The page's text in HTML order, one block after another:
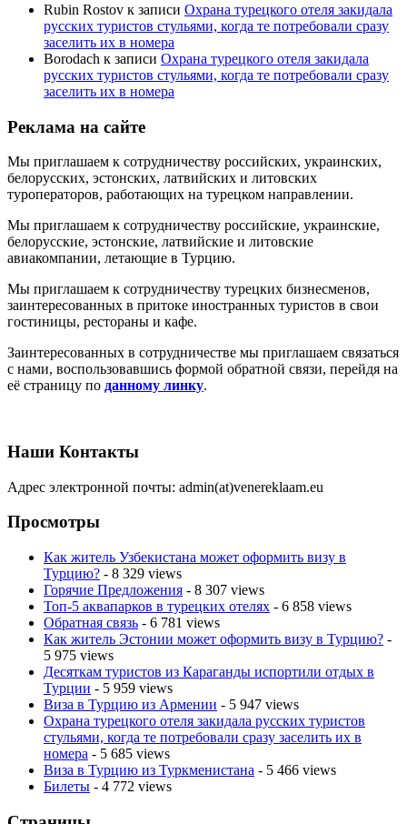
Rubin Rostov к записи Охрана турецкого отеля закидала
русских туристов стульями, когда те потребовали сразу
заселить их в номера
Borodach к записи Охрана турецкого отеля закидала
русских туристов стульями, когда те потребовали сразу
заселить их в номера
Реклама на сайте
Мы приглашаем к сотрудничеству российских, украинских,
белорусских, эстонских, латвийских и литовских
туроператоров, работающих на турецком направлении.
Мы приглашаем к сотрудничеству российские, украинские,
белорусские, эстонские, латвийские и литовские
авиакомпании, летающие в Турцию.
Мы приглашаем к сотрудничеству турецких бизнесменов,
заинтересованных в притоке иностранных туристов в свои
гостиницы, рестораны и кафе.
Заинтересованных в сотрудничестве мы приглашаем связаться
с нами, воспользовавшись формой обратной связи, перейдя на
её страницу по данному линку.
Наши Контакты
Адрес электронной почты: admin(at)venereklaam.eu
Просмотры
Как житель Узбекистана может оформить визу в
Турцию? - 8 329 views
Горячие Предложения - 8 307 views
Топ-5 аквапарков в турецких отелях - 6 858 views
Обратная связь - 6 781 views
Как житель Эстонии может оформить визу в Турцию? -
5 975 views
Десяткам туристов из Караганды испортили отдых в
Турции - 5 959 views
Виза в Турцию из Армении - 5 947 views
Охрана турецкого отеля закидала русских туристов
стульями, когда те потребовали сразу заселить их в
номера - 5 685 views
Виза в Турцию из Туркменистана - 5 466 views
Билеты - 4 772 views